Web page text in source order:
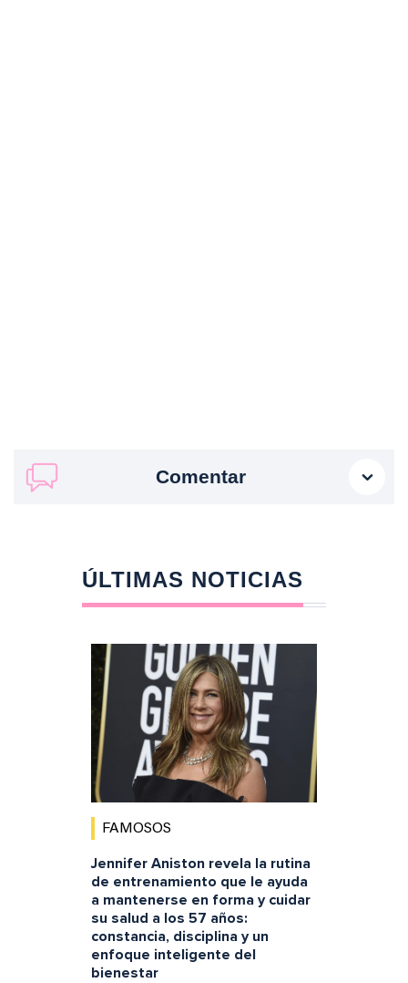
Comentar
ÚLTIMAS NOTICIAS
FAMOSOS
Jennifer Aniston revela la rutina
de entrenamiento que le ayuda
a mantenerse en forma y cuidar
su salud a los 57 años:
constancia, disciplina y un
enfoque inteligente del
bienestar